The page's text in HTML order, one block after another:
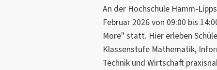
An der Hochschule Hamm-
Februar 2026 von 09:00 bis
More" statt. Hier erleben
Klassenstufe Mathematik,
Technik und Wirtschaft